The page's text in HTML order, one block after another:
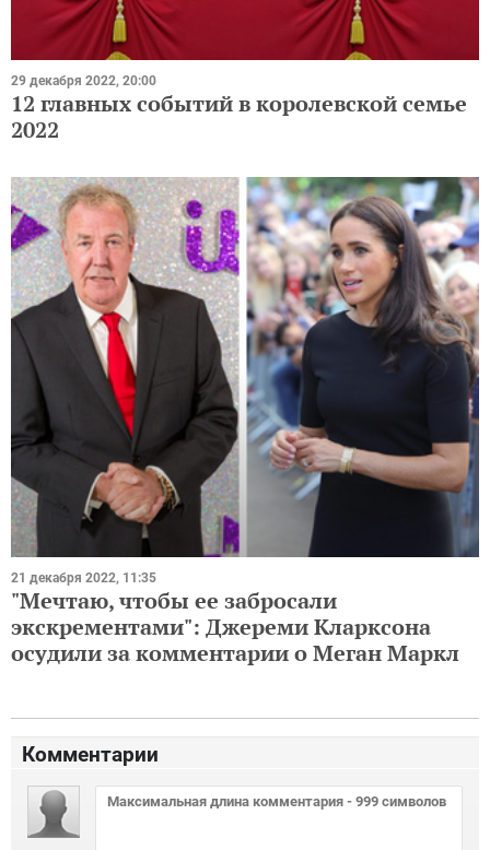
29 декабря 2022, 20:00
12 главных событий в королевской семье
2022
21 декабря 2022, 11:35
"Мечтаю, чтобы ее забросали
экскрементами": Джереми Кларксона
осудили за комментарии о Меган Маркл
Комментарии